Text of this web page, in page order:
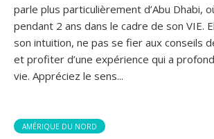
parle plus particulièrement d’Abu Dhabi,
pendant 2 ans dans le cadre de son VIE.
son intuition, ne pas se fier aux conseils
et profiter d’une expérience qui a
vie. Appréciez le sens...
AMÉRIQUE DU NORD